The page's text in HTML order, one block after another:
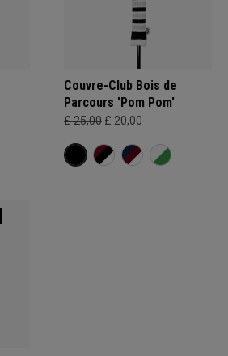
Couvre-Club Bois de
Parcours 'Pom Pom'
£ 25,00 £ 20,00